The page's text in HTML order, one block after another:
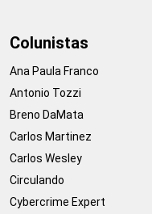
Colunistas
Ana Paula Franco
Antonio Tozzi
Breno DaMata
Carlos Martinez
Carlos Wesley
Circulando
Cybercrime Expert